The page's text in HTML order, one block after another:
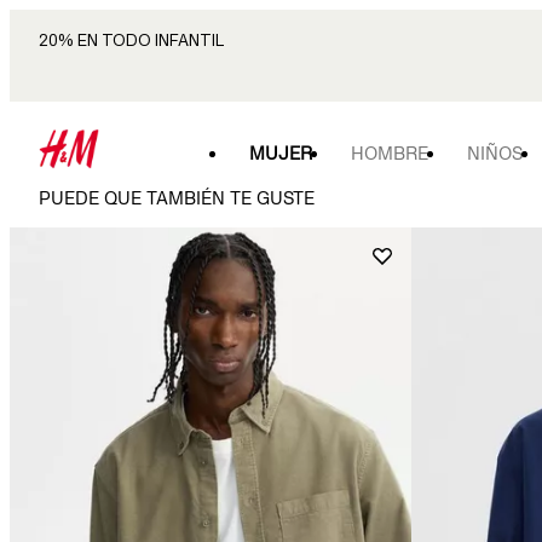
20% EN TODO INFANTIL
MUJER HOMBRE NIÑOS
PUEDE QUE TAMBIÉN TE GUSTE